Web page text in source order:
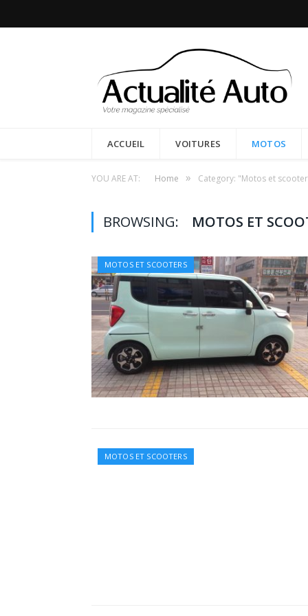
ACCUEIL VOITURES MOTOS
YOU ARE AT: Home » Category: "Motos et
BROWSING: MOTOS ET
MOTOS ET SCOOTERS
MOTOS ET SCOOTERS